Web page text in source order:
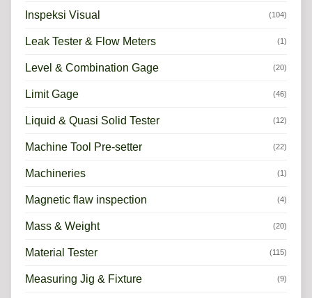
Inspeksi Visual (104)
Leak Tester & Flow Meters (1)
Level & Combination Gage (20)
Limit Gage (46)
Liquid & Quasi Solid Tester (12)
Machine Tool Pre-setter (22)
Machineries (1)
Magnetic flaw inspection (4)
Mass & Weight (20)
Material Tester (115)
Measuring Jig & Fixture (9)